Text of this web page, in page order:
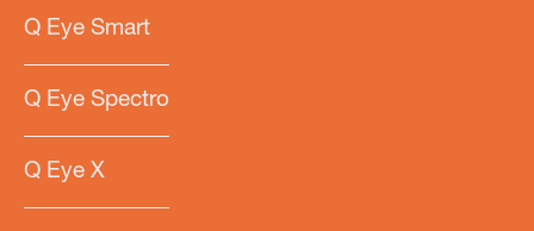
Q Eye Smart
Q Eye Spectro
Q Eye X